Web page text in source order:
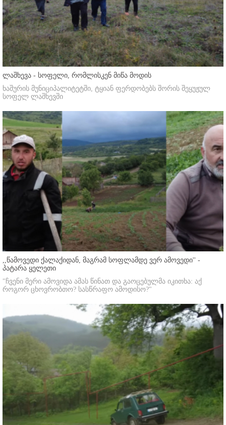
ლაშხევა - სოფელი, რომლისკენ მიწა მოდის
ხაშურის მუნიციპალიტეტში, ტყიან ფერდობებს შორის შეყუჟულ
სოფელ ლაშხევში
,,წამოვედი ქალაქიდან, მაგრამ სოფლამდე ვერ ამოვედი'' -
პატარა ყელეთი
"ჩვენი მერი ამოვიდა ამას წინათ და გაოცებულმა იკითხა: აქ
როგორ ცხოვრობთო? სასწრაფო ამოდისო?"